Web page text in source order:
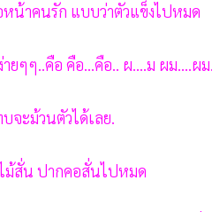
น้าคนรัก แบบว่าตัวแข็งไปหมด
ๆๆ..คือ คือ...คือ.. ผ....ม ผม....ผม...
จะม้วนตัวได้เลย.
ม้สั่น ปากคอสั่นไปหมด